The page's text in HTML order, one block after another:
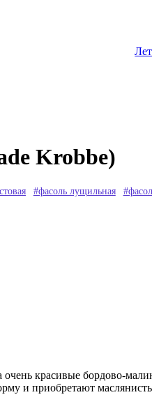
Krobbe)
#фасоль лущильная
очень красивые бордово-
и приобретают